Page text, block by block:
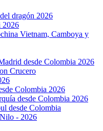
dragón 2026
2026
Vietnam, Camboya y
desde Colombia 2026
Crucero
Colombia 2026
desde Colombia 2026
desde Colombia
- 2026